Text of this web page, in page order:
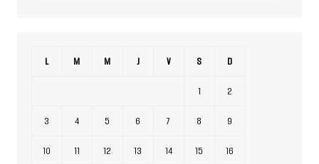
L M M J V S D
1 2
3 4 5 6 7 8 9
10 11 12 13 14 15 16